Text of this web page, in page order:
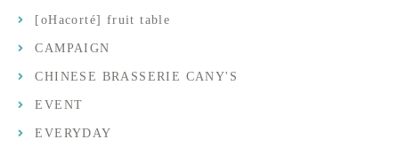
[oHacorté] fruit table
CAMPAIGN
CHINESE BRASSERIE CANY'S
EVENT
EVERYDAY